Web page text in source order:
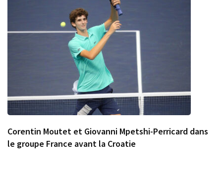
Corentin Moutet et Giovanni Mpetshi-Perricard dans
le groupe France avant la Croatie